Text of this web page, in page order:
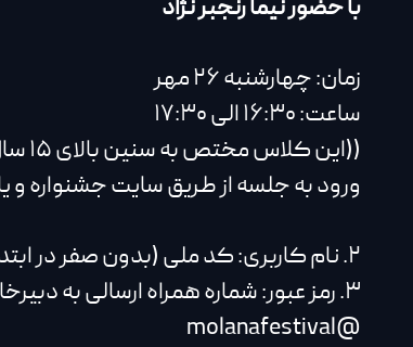
با حضور نیما رنجبر نژاد
زمان: چهارشنبه ۲۶ مهر
ساعت: ۱۶:۳۰ الی ۱۷:۳۰
((این کلاس مختص به سنین بالای ۱۵ سال -بخش اصلی- است))
ورود به جلسه از طریق سایت جشنواره و
۲. نام کاربری: کد ملی (بدون صفر در ابتدای کد ملی - اعداد انگلیسی وارد شود)
۳. رمز عبور: شماره همراه ارسالی به دبیرخانه (بدون صفر در ابتدای شماره-اعداد انگلیسی وارد شود)
@molanafestival